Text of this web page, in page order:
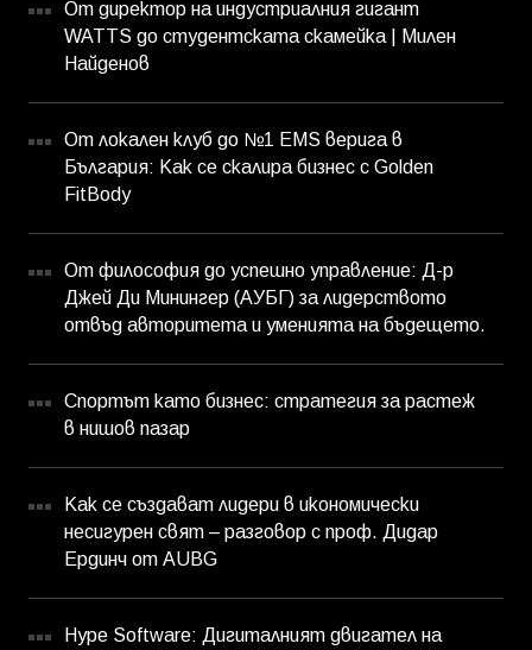
От директор на индустриалния гигант
WATTS до студентската скамейка | Милен
Найденов
От локален клуб до №1 EMS верига в
България: Как се скалира бизнес с Golden
FitBody
От философия до успешно управление: Д-р
Джей Ди Минингер (АУБГ) за лидерството
отвъд авторитета и уменията на бъдещето.
Спортът като бизнес: стратегия за растеж
в нишов пазар
Как се създават лидери в икономически
несигурен свят – разговор с проф. Дидар
Ердинч от AUBG
Hype Software: Дигиталният двигател на